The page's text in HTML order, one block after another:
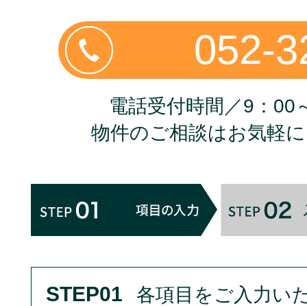
052-
電話受付時間／9：00
物件のご相談はお気軽
STEP01
各項目をご入力い